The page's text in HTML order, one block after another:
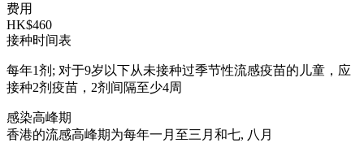
费用
HK$460
接种时间表
每年1剂; 对于9岁以下从未接种过季节性流感疫苗的儿童，应
接种2剂疫苗，2剂间隔至少4周
感染高峰期
香港的流感高峰期为每年一月至三月和七, 八月